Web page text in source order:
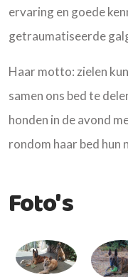
ervaring en goede
getraumatiseerde
Haar motto: zielen
samen ons bed te
honden in de avond
rondom haar bed hun
Foto's